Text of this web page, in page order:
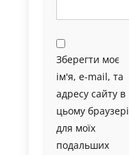
Зберегти моє
ім'я, e-mail, та
адресу сайту в
цьому браузері
для моїх
подальших